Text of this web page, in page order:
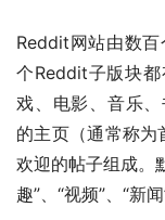
Reddit网站由数
个Reddit子版块
戏、电影、音乐
的主页（通常称
欢迎的帖子组成。
趣”、“视频”、“新